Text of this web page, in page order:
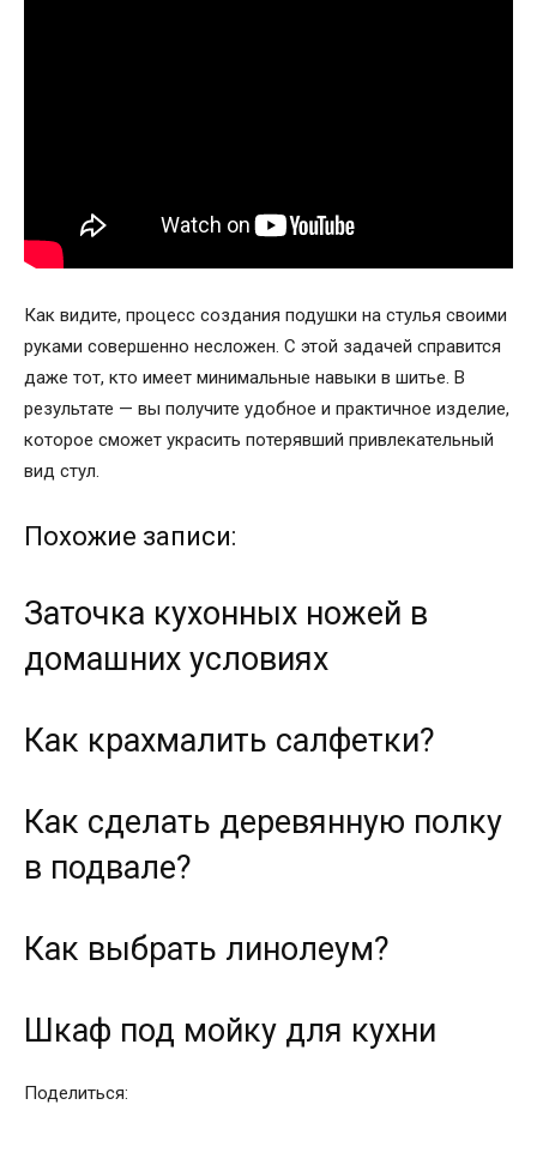
Как видите, процесс создания подушки на стулья своими
руками совершенно несложен. С этой задачей справится
даже тот, кто имеет минимальные навыки в шитье. В
результате — вы получите удобное и практичное изделие,
которое сможет украсить потерявший привлекательный
вид стул.
Похожие записи:
Заточка кухонных ножей в
домашних условиях
Как крахмалить салфетки?
Как сделать деревянную полку
в подвале?
Как выбрать линолеум?
Шкаф под мойку для кухни
Поделиться: